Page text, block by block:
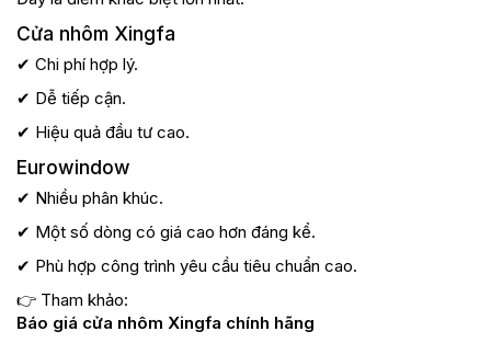
Cửa nhôm Xingfa
✔ Chi phí hợp lý.
✔ Dễ tiếp cận.
✔ Hiệu quả đầu tư cao.
Eurowindow
✔ Nhiều phân khúc.
✔ Một số dòng có giá cao hơn đáng kể.
✔ Phù hợp công trình yêu cầu tiêu chuẩn cao.
👉 Tham khảo:
Báo giá cửa nhôm Xingfa chính hãng